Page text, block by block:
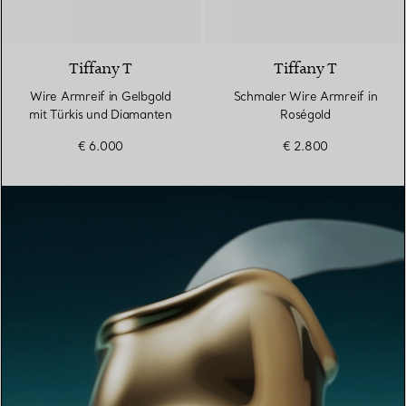
Tiffany T
Wire Armreif in Gelbgold
mit Türkis und Diamanten
€ 6.000
Tiffany T
Schmaler Wire Armreif in
Roségold
€ 2.800